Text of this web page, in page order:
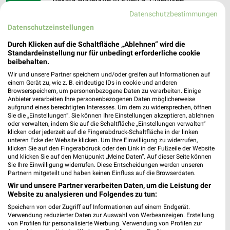
Prien a. Chiemsee, Deutschland
525,10 km
Baumärkte Angebote für Traunstein und
Umgebung
5 Prospekte
Sonderpreis Baumarkt toom Baumarkt
Datenschutzbestimmungen
Datenschutzeinstellungen
Durch Klicken auf die Schaltfläche „Ablehnen“ wird die
Standardeinstellung nur für unbedingt erforderliche cookie
beibehalten.
Wir und unsere Partner speichern und/oder greifen auf Informationen auf
einem Gerät zu, wie z. B. eindeutige IDs in cookie und anderen
Browserspeichern, um personenbezogene Daten zu verarbeiten. Einige
Anbieter verarbeiten Ihre personenbezogenen Daten möglicherweise
aufgrund eines berechtigten Interesses. Um dem zu widersprechen, öffnen
Sie die „Einstellungen“. Sie können Ihre Einstellungen akzeptieren, ablehnen
oder verwalten, indem Sie auf die Schaltfläche „Einstellungen verwalten“
klicken oder jederzeit auf die Fingerabdruck-Schaltfläche in der linken
unteren Ecke der Website klicken. Um Ihre Einwilligung zu widerrufen,
klicken Sie auf den Fingerabdruck oder den Link in der Fußzeile der Website
und klicken Sie auf den Menüpunkt „Meine Daten“. Auf dieser Seite können
Sie Ihre Einwilligung widerrufen. Diese Entscheidungen werden unseren
Partnern mitgeteilt und haben keinen Einfluss auf die Browserdaten.
Wir und unsere Partner verarbeiten Daten, um die Leistung der
Website zu analysieren und Folgendes zu tun:
Speichern von oder Zugriff auf Informationen auf einem Endgerät.
Verwendung reduzierter Daten zur Auswahl von Werbeanzeigen. Erstellung
von Profilen für personalisierte Werbung. Verwendung von Profilen zur